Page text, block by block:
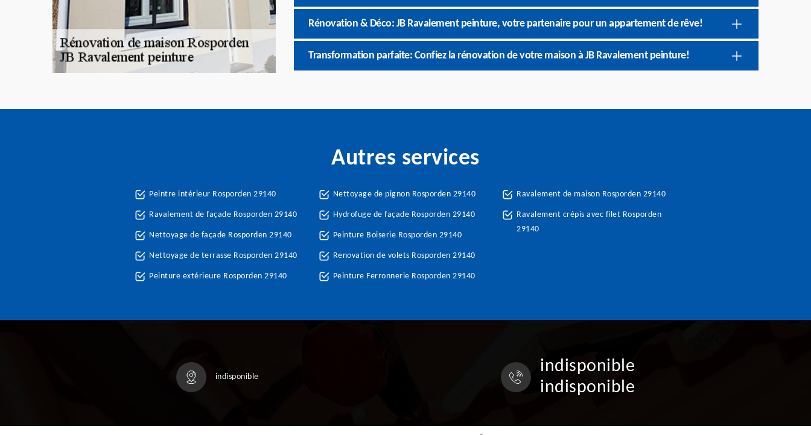
Rénovation & Déco: JB Ravalement peinture, votre partenaire pour un appartement de rêve!
Transformation parfaite: Confiez la rénovation de votre maison à JB Ravalement peinture!
Autres services
Peintre intérieur Rosporden 29140
Ravalement de façade Rosporden 29140
Nettoyage de façade Rosporden 29140
Nettoyage de terrasse Rosporden 29140
Peinture extérieure Rosporden 29140
Nettoyage de pignon Rosporden 29140
Hydrofuge de façade Rosporden 29140
Peinture Boiserie Rosporden 29140
Renovation de volets Rosporden 29140
Peinture Ferronnerie Rosporden 29140
Ravalement de maison Rosporden 29140
Ravalement crépis avec filet Rosporden
29140
indisponible
indisponible
indisponible